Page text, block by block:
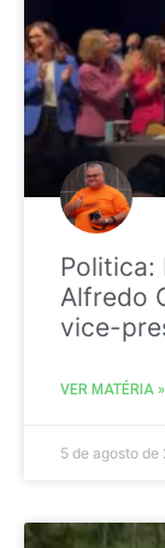
Politica:
Alfredo
vice-
VER MATÉRIA »
5 de agosto de